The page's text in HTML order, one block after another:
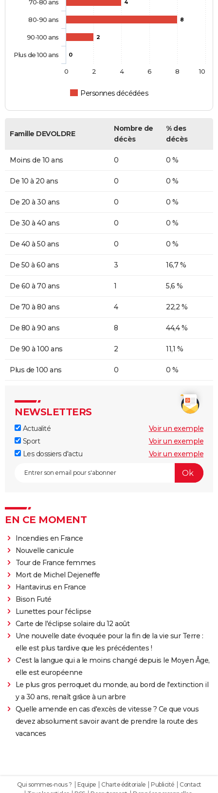
4
8
2
0
Personnes décédées
70-80 ans
80-90 ans
90-100 ans
Plus de 100 ans
0 2 4 6 8 10
Famille DEVOLDRE
Nombre de
décès
% des
décès
Moins de 10 ans 0 0 %
De 10 à 20 ans 0 0 %
De 20 à 30 ans 0 0 %
De 30 à 40 ans 0 0 %
De 40 à 50 ans 0 0 %
De 50 à 60 ans 3 16,7 %
De 60 à 70 ans 1 5,6 %
De 70 à 80 ans 4 22,2 %
De 80 à 90 ans 8 44,4 %
De 90 à 100 ans 2 11,1 %
Plus de 100 ans 0 0 %
NEWSLETTERS
Actualité
Voir un exemple
Sport
Voir un exemple
Les dossiers d'actu
Voir un exemple
EN CE MOMENT
Incendies en France
Nouvelle canicule
Tour de France femmes
Mort de Michel Dejeneffe
Hantavirus en France
Bison Futé
Lunettes pour l'éclipse
Carte de l'éclipse solaire du 12 août
Une nouvelle date évoquée pour la fin de la vie sur Terre :
elle est plus tardive que les précédentes !
C'est la langue qui a le moins changé depuis le Moyen Âge,
elle est européenne
Le plus gros perroquet du monde, au bord de l'extinction il
y a 30 ans, renaît grâce à un arbre
Quelle amende en cas d'excès de vitesse ? Ce que vous
devez absolument savoir avant de prendre la route des
vacances
Qui sommes-nous ? Equipe Charte éditoriale Publicité
Contact